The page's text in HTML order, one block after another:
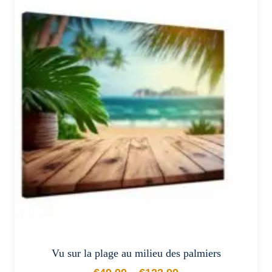
variations.
Les
options
être
choisies
sur
la
page
du
produit
Vu sur la plage au milieu des palmiers